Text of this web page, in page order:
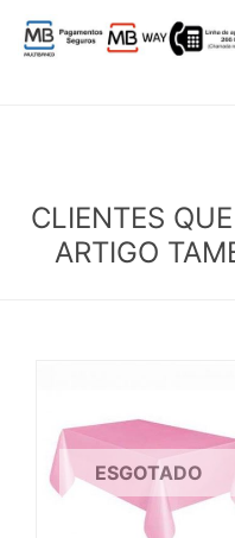
CLIENTES
ARTIGO
ESGOTADO